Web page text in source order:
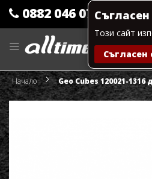
Съгласен
Този сайт
Съгласен
0882 046 079
Прескачане
към
Начало Geo Cubes 120021-